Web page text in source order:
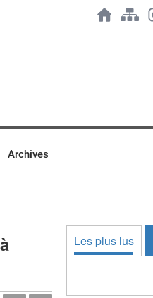
Archives
Les plus lus